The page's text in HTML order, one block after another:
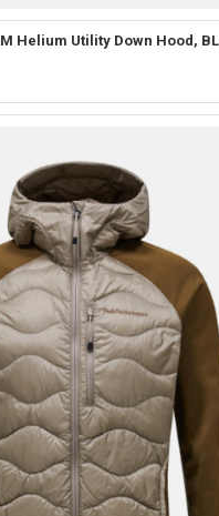
M Helium Utility Down Hood,